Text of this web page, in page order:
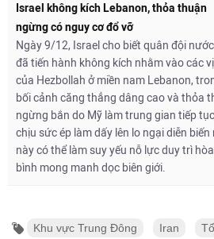
Israel không kích Lebanon, thỏa thuận
ngừng có nguy cơ đổ vỡ
Ngày 9/12, Israel cho biết quân đội
đã tiến hành không kích nhằm vào các
của Hezbollah ở miền nam Lebanon,
bối cảnh căng thẳng dâng cao và thỏa
ngừng bắn do Mỹ làm trung gian tiếp tục
chịu sức ép làm dấy lên lo ngại diễn biến
này có thể làm suy yếu nỗ lực duy trì hòa
bình mong manh dọc biên giới.
Khu vực Trung Đông Iran